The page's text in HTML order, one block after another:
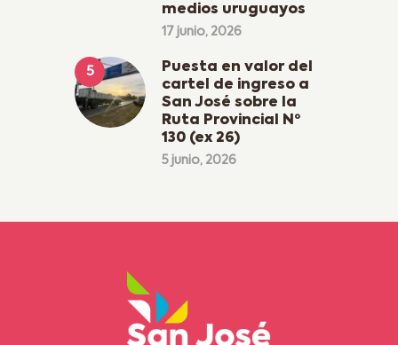
medios uruguayos
17 junio, 2026
Puesta en valor del
cartel de ingreso a
San José sobre la
Ruta Provincial Nº
130 (ex 26)
5 junio, 2026